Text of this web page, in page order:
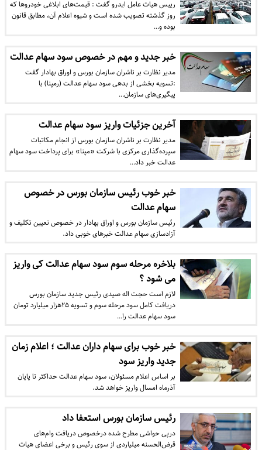
رییس هیات عامل ایدرو گفت : قیمت‌های ابلاغی خودروها که
روز گذشته تصویب شده است و شیوه اعلام آن، مطابق قانون
بوده و…
خبر جدید و مهم در خصوص سود سهام عدالت
مدیر نظارت بر ناشران سازمان بورس و اوراق بهادار گفت
:تسویه بخشی از بدهی سود سهام عدالت (رمپنا) با
پیگیری‌های سازمان…
آخرین جزئیات واریز سود سهام عدالت
مدیر نظارت بر ناشران سازمان بورس از انجام مکاتبات
سپرده‌گذاری مرکزی با شرکت «مپنا» برای پرداخت سود سهام
عدالت خبر داد…
خبر خوب رئیس سازمان بورس در خصوص
سهام عدالت
رئیس سازمان بورس و اوراق بهادار در خصوص تعیین تکلیف و
آزادسازی سهام عدالت خبرهای خوبی داد.
بلاخره مرحله سوم سود سهام عدالت کی واریز
می شود ؟
لازم است حجت اله صیدی رئیس جدید سازمان بورس
دریافت کامل سود مرحله سوم و تسویه ۲۵هزار میلیارد تومان
سود سهام عدالت را…
خبر خوب برای سهام داران عدالت ؛ اعلام زمان‌
جدید واریز سود
بر اساس اعلام مسئولان، سود سهام عدالت حداکثر تا پایان
آذرماه امسال واریز خواهد شد.
رئیس سازمان بورس استعفا داد
درپی حواشی مطرح شده درخصوص دریافت وام‌های
قرض‌الحسنه میلیاردی از سوی رئیس و برخی اعضای هیات